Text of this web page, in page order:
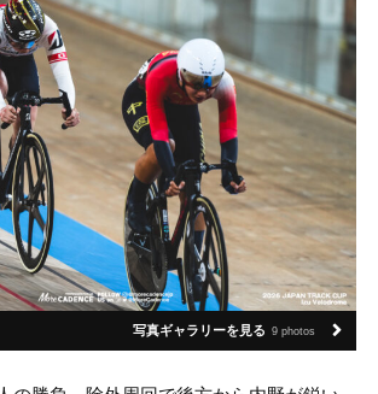
写真ギャラリーを見る 9 photos